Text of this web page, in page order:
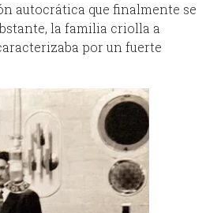
autocrática que finalmente se
la familia criolla a
por un fuerte